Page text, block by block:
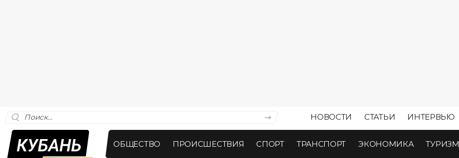
НОВОСТИ СТАТЬИ ИНТЕРВЬЮ
ОБЩЕСТВО ПРОИСШЕСТВИЯ СПОРТ ТРАНСПОРТ ЭКОНОМИКА ТУРИЗМ